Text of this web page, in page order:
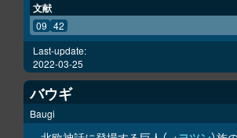
文献
09 42
Last-update:
2022-03-25
バウギ
Baugi